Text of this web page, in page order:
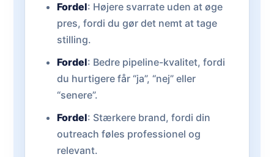
Fordel: Højere svarrate uden at øge
pres, fordi du gør det nemt at tage
stilling.
Fordel: Bedre pipeline-kvalitet, fordi
du hurtigere får “ja”, “nej” eller
“senere”.
Fordel: Stærkere brand, fordi din
outreach føles professionel og
relevant.